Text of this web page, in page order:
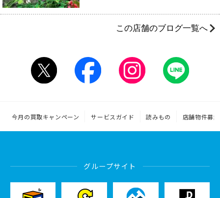
この店舗のブログ一覧へ
今月の買取キャンペーン サービスガイド 読みもの 店舗物件募集
グループサイト